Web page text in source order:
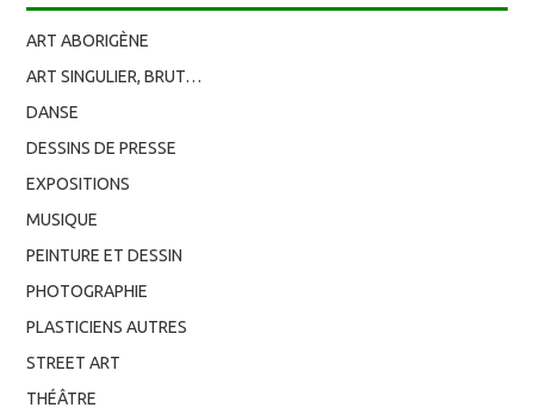
ART ABORIGÈNE
ART SINGULIER, BRUT…
DANSE
DESSINS DE PRESSE
EXPOSITIONS
MUSIQUE
PEINTURE ET DESSIN
PHOTOGRAPHIE
PLASTICIENS AUTRES
STREET ART
THÉÂTRE